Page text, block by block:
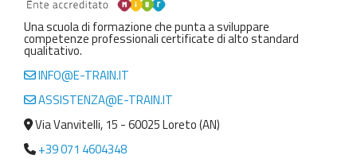
Una scuola di formazione che punta a sviluppare
competenze professionali certificate di alto standard
qualitativo.
INFO@E-TRAIN.IT
ASSISTENZA@E-TRAIN.IT
Via Vanvitelli, 15 - 60025 Loreto (AN)
+39 071 4604348